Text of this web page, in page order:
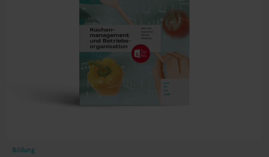
Bildung